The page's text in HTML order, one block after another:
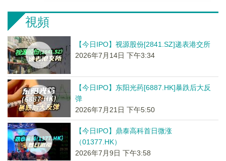
視頻
【今日IPO】视源股份[2841.SZ]递表港交所
2026年7月14日 下午3:34
【今日IPO】东阳光药[6887.HK]暴跌后大反
弹
2026年7月21日 下午5:50
【今日IPO】鼎泰高科首日微涨
（01377.HK）
2026年7月9日 下午3:58